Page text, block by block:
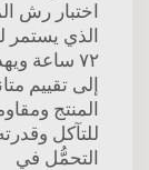
اختبار رش
الذي يستمر
٧٢ ساعة
إلى تقييم
المنتج
للتآكل
التحمُّل في